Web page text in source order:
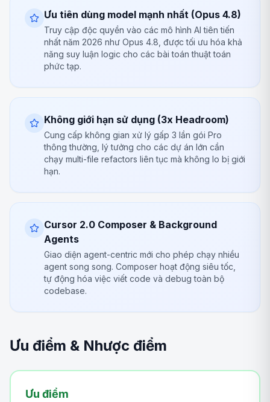
Ưu tiên dùng model mạnh nhất (Opus 4.8)
Truy cập độc quyền vào các mô hình AI tiên tiến
nhất năm 2026 như Opus 4.8, được tối ưu hóa khả
năng suy luận logic cho các bài toán thuật toán
phức tạp.
Không giới hạn sử dụng (3x Headroom)
Cung cấp không gian xử lý gấp 3 lần gói Pro
thông thường, lý tưởng cho các dự án lớn cần
chạy multi-file refactors liên tục mà không lo bị giới
hạn.
Cursor 2.0 Composer & Background
Agents
Giao diện agent-centric mới cho phép chạy nhiều
agent song song. Composer hoạt động siêu tốc,
tự động hóa việc viết code và debug toàn bộ
codebase.
Ưu điểm & Nhược điểm
Ưu điểm